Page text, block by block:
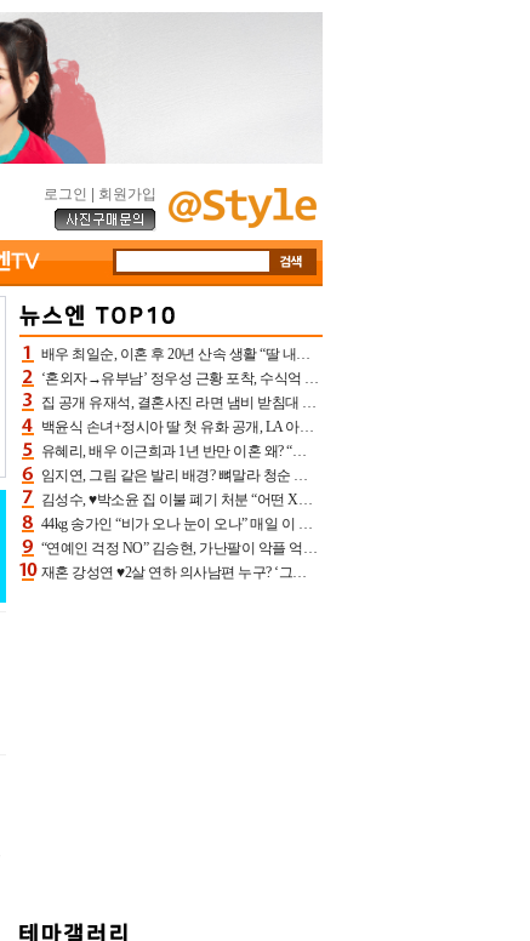
로그인 회원가입
배우 최일순, 이혼 후 20년 산속 생활 “딸 내가 버렸다고 원망‥맘 아파”(특종)[어제TV]
‘혼외자→유부남’ 정우성 근황 포착, 수식억 해킹 피해 후배 만났다 “존경하는”
집 공개 유재석, 결혼사진 라면 냄비 받침대 되고 분노‥가족사진도 피해(놀뭐)[어제TV]
백윤식 손녀+정시아 딸 첫 유화 공개, LA 아트쇼→서울국제조각페스타 작가다운 수준급 실력
유혜리, 배우 이근희과 1년 반만 이혼 왜? “식칼 꽂고 의자 던져” 충격 폭로(특종)[어제TV]
임지연, 그림 같은 발리 배경? 뼈말라 청순 비키니 핏에 상대 안 되네
김성수, ♥박소윤 집 이불 폐기 처분 “어떤 X이랑 썼을지 몰라” 질투(신랑수업2)[어제TV]
44kg 송가인 “비가 오나 눈이 오나” 매일 이 운동, 허벅지 근육량 상승+체지방 감소
“연예인 걱정 NO” 김승현, 가난팔이 악플 억울할만‥아내+딸과 日 여행
재혼 강성연 ♥2살 연하 의사남편 누구? ‘그알’ 자문의에 훈남 비주얼 초엘리트 스펙 [종합]